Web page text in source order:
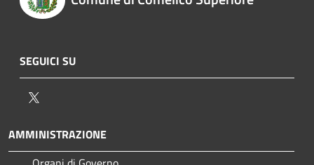
SEGUICI SU
AMMINISTRAZIONE